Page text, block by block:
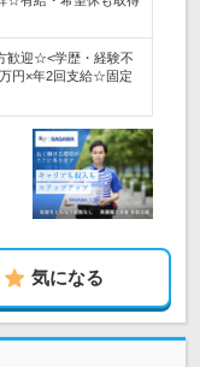
歓迎☆<学歴・経験不
円×年2回支給☆固定
気になる